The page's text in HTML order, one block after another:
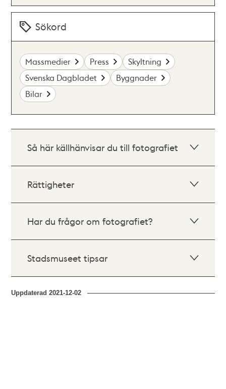
Sökord
Massmedier Press
Skyltning
Svenska Dagbladet
Byggnader
Bilar
Så här källhänvisar du till fotografiet
Rättigheter
Har du frågor om fotografiet?
Stadsmuseet tipsar
Uppdaterad2021-12-02